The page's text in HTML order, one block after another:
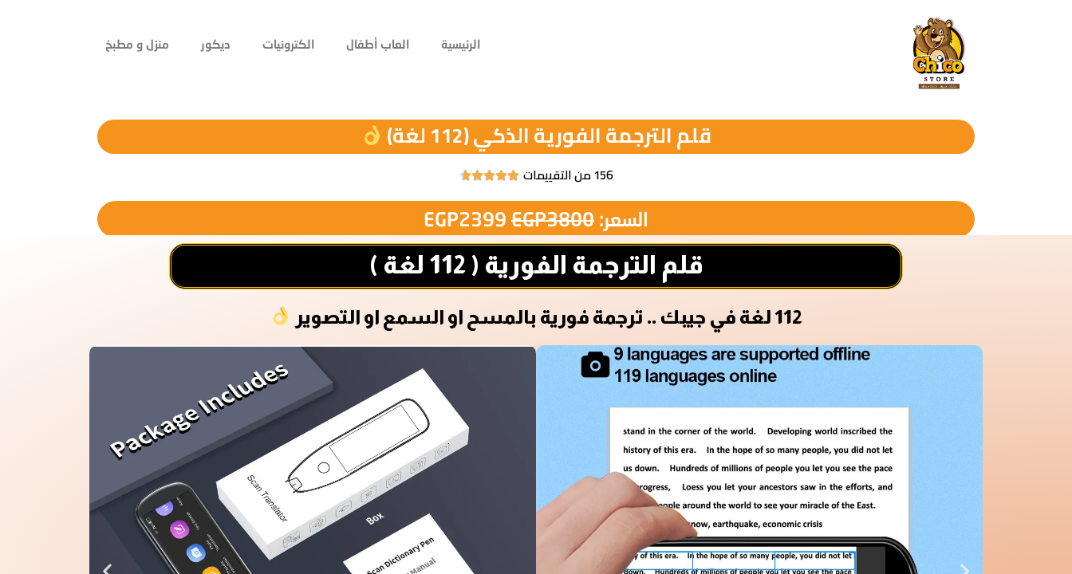
الرئيسية العاب أطفال الكترونيات ديكور منزل و مطبخ
قلم الترجمة الفورية الذكي (112 لغة)
156 من التقييمات 




السعر: EGP3800
EGP2399
قلم الترجمة الفورية ( 112 لغة )
112 لغة في جيبك .. ترجمة فورية بالمسح او السمع او التصوير